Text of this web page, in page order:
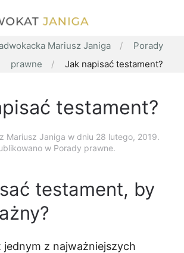
Mariusz Janiga
Porady
prawne
Jak napisać testament?
testament?
Mariusz Janiga w dniu 28 lutego, 2019.
w Porady prawne.
testament, by
jednym z najważniejszych